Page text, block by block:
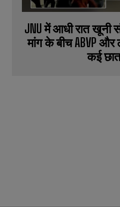
JNU में आधी रात
मांग के बीच ABVP
कई